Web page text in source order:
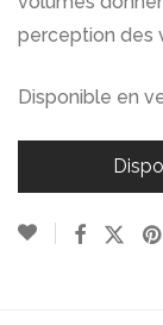
perception des
Disponible en